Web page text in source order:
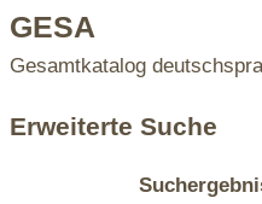
GESA
Gesamtkatalog
Erweiterte Suche